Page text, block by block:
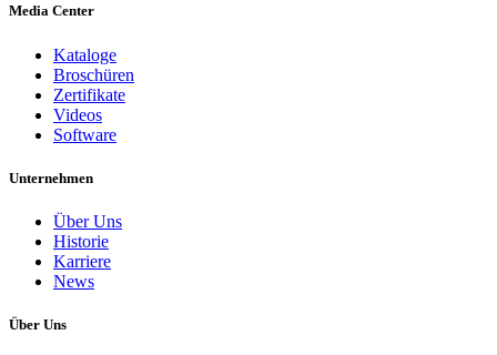
Media Center
Kataloge
Broschüren
Zertifikate
Videos
Software
Unternehmen
Über Uns
Historie
Karriere
News
Über Uns